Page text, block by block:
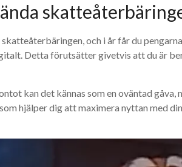
och i år får du
Detta förutsätter givetvis att du är
kan det kännas som en oväntad gåva,
hjälper dig att maximera nyttan med